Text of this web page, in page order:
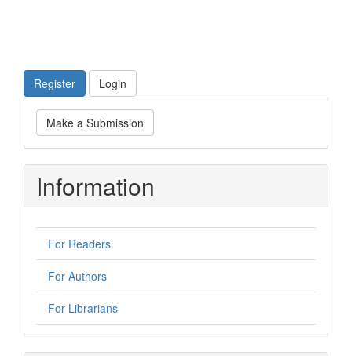
Register Login
Make
a
Submission
Make a Submission
Information
For Readers
For Authors
For Librarians